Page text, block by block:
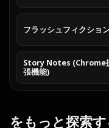
フラッシュフィクショ
Story Notes (Chrome
張機能)
をもっと探索